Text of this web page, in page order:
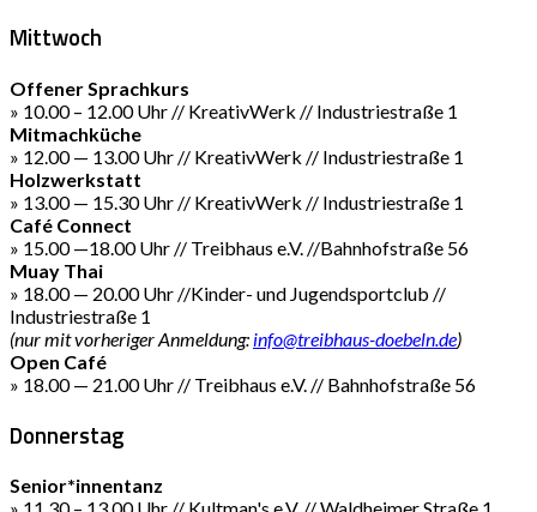
Mittwoch
Offener Sprachkurs
» 10.00 – 12.00 Uhr // KreativWerk // Industriestraße 1
Mitmachküche
» 12.00 — 13.00 Uhr // KreativWerk // Industriestraße 1
Holzwerkstatt
» 13.00 — 15.30 Uhr // KreativWerk // Industriestraße 1
Café Connect
» 15.00 —18.00 Uhr // Treibhaus e.V. //Bahnhofstraße 56
Muay Thai
» 18.00 — 20.00 Uhr //Kinder- und Jugendsportclub //
Industriestraße 1
(nur mit vorheriger Anmeldung: info@treibhaus-doebeln.de)
Open Café
» 18.00 — 21.00 Uhr // Treibhaus e.V. // Bahnhofstraße 56
Donnerstag
Senior*innentanz